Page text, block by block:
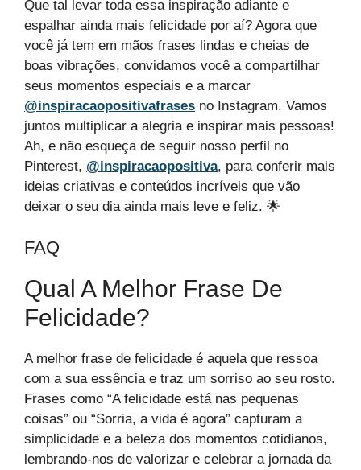
Que tal levar toda essa inspiração adiante e
espalhar ainda mais felicidade por aí? Agora que
você já tem em mãos frases lindas e cheias de
boas vibrações, convidamos você a compartilhar
seus momentos especiais e a marcar
@inspiracaopositivafrases no Instagram. Vamos
juntos multiplicar a alegria e inspirar mais pessoas!
Ah, e não esqueça de seguir nosso perfil no
Pinterest, @inspiracaopositiva, para conferir mais
ideias criativas e conteúdos incríveis que vão
deixar o seu dia ainda mais leve e feliz. 🌟
FAQ
Qual A Melhor Frase De
Felicidade?
A melhor frase de felicidade é aquela que ressoa
com a sua essência e traz um sorriso ao seu rosto.
Frases como “A felicidade está nas pequenas
coisas” ou “Sorria, a vida é agora” capturam a
simplicidade e a beleza dos momentos cotidianos,
lembrando-nos de valorizar e celebrar a jornada da